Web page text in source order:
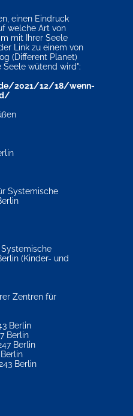
einen Eindruck
welche Art von
mit Ihrer Seele
Link zu einem von
(Different Planet)
wütend wird":
2021/12/18/wenn-
Systemische
Systemische
(Kinder- und
Zentren für
Berlin
Berlin
Berlin
Berlin